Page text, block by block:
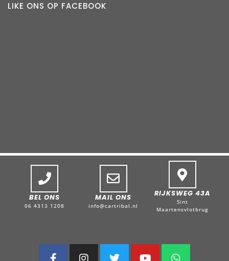
LIKE ONS OP FACEBOOK
BEL ONS
06 4313 1208
MAIL ONS
info@cartribal.nl
RIJKSWEG 43A
Sint
Maartensvlotbrug